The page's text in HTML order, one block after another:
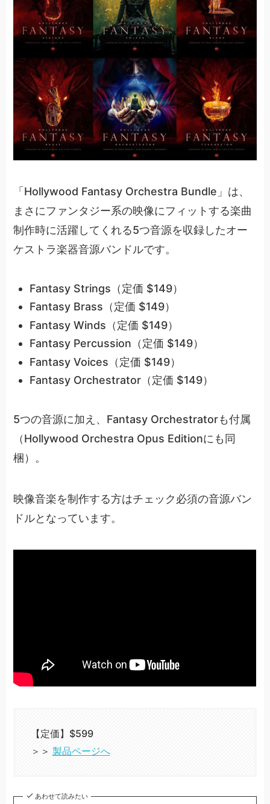
「Hollywood Fantasy Orchestra Bundle」は、
まさにファンタジー系の映像にフィットする楽曲
制作時に活躍してくれる5つ音源を収録したオー
ケストラ楽器音源バンドルです。
Fantasy Strings（定価 $149）
Fantasy Brass（定価 $149）
Fantasy Winds（定価 $149）
Fantasy Percussion（定価 $149）
Fantasy Voices（定価 $149）
Fantasy Orchestrator（定価 $149）
5つの音源に加え、Fantasy Orchestratorも付属
（Hollywood Orchestra Opus Editionにも同
梱）。
映像音楽を制作する方はチェック必須の音源バン
ドルとなっています。
【定価】$599
＞＞ 製品ページへ
あわせて読みたい